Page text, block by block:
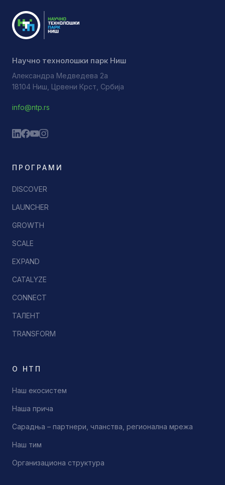
Научно технолошки парк Ниш
Александра Медведева 2а
18104 Ниш, Црвени Крст, Србија
info@ntp.rs
ПРОГРАМИ
DISCOVER
LAUNCHER
GROWTH
SCALE
EXPAND
CATALYZE
CONNECT
ТАЛЕНТ
TRANSFORM
О НТП
Наш екосистем
Наша прича
Сарадња – партнери, чланства, регионална мрежа
Наш тим
Организациона структура